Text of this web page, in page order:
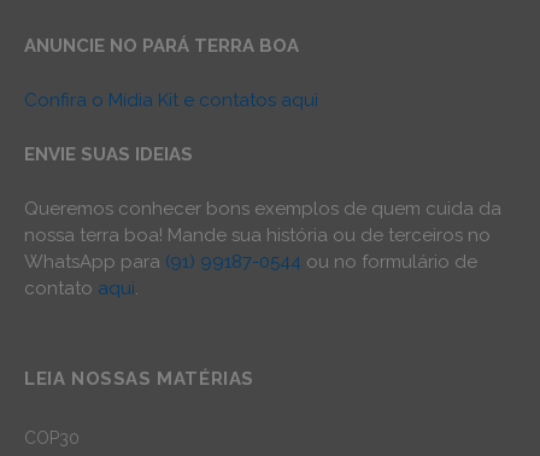
ANUNCIE NO PARÁ TERRA BOA
Confira o Mídia Kit e contatos aqui
ENVIE SUAS IDEIAS
Queremos conhecer bons exemplos de quem cuida da
nossa terra boa! Mande sua história ou de terceiros no
WhatsApp para (91) 99187-0544 ou no formulário de
contato aqui.
LEIA NOSSAS MATÉRIAS
COP30